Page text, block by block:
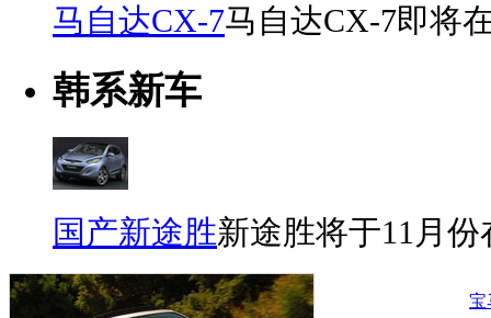
马自达CX-7马自达CX-7即将
韩系新车
国产新途胜新途胜将于11月
宝